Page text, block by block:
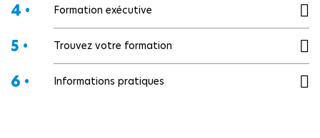
4 • Formation exécutive
5 • Trouvez votre formation
6 • Informations pratiques